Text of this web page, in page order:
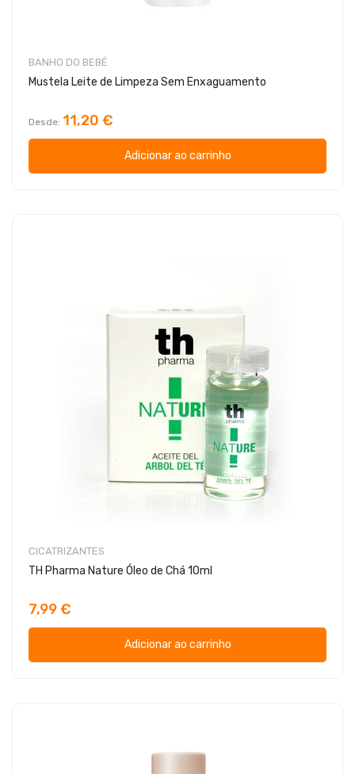
BANHO DO BEBÉ
Mustela Leite de Limpeza Sem Enxaguamento
Desde 11,20 €
Adicionar ao carrinho
CICATRIZANTES
TH Pharma Nature Óleo de Chá 10ml
7,99 €
Adicionar ao carrinho